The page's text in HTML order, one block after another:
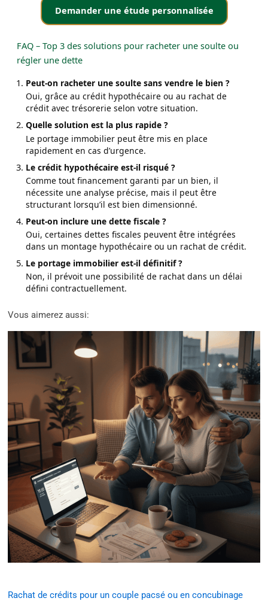
Demander une étude personnalisée
FAQ – Top 3 des solutions pour racheter une soulte ou
régler une dette
Peut-on racheter une soulte sans vendre le bien ?
Oui, grâce au crédit hypothécaire ou au rachat de
crédit avec trésorerie selon votre situation.
Quelle solution est la plus rapide ?
Le portage immobilier peut être mis en place
rapidement en cas d’urgence.
Le crédit hypothécaire est-il risqué ?
Comme tout financement garanti par un bien, il
nécessite une analyse précise, mais il peut être
structurant lorsqu’il est bien dimensionné.
Peut-on inclure une dette fiscale ?
Oui, certaines dettes fiscales peuvent être intégrées
dans un montage hypothécaire ou un rachat de crédit.
Le portage immobilier est-il définitif ?
Non, il prévoit une possibilité de rachat dans un délai
défini contractuellement.
Vous aimerez aussi:
Rachat de crédits pour un couple pacsé ou en concubinage